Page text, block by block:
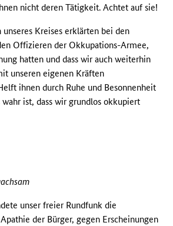
nicht deren Tätigkeit. Achtet auf sie!
Kreises erklärten bei den
Offizieren der Okkupations-Armee,
hatten und dass wir auch weiterhin
unseren eigenen Kräften
ihnen durch Ruhe und Besonnenheit
wahr ist, dass wir grundlos okkupiert
unser freier Rundfunk die
der Bürger, gegen Erscheinungen